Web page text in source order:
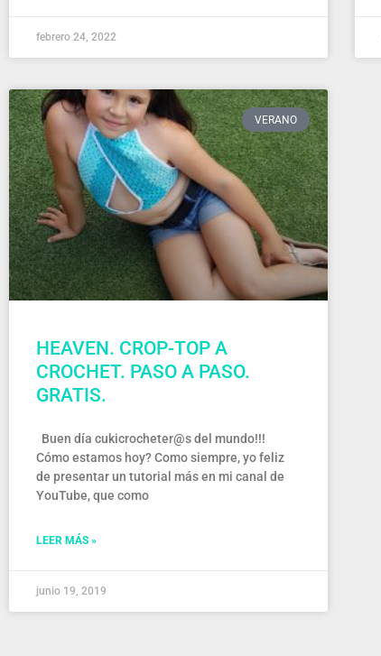
febrero 24, 2022
VERANO
HEAVEN. CROP-TOP A
CROCHET. PASO A PASO.
GRATIS.
Buen día cukicrocheter@s del mundo!!!
Cómo estamos hoy? Como siempre, yo feliz
de presentar un tutorial más en mi canal de
YouTube, que como
LEER MÁS »
junio 19, 2019